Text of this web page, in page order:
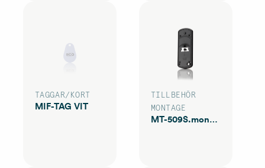
TAGGAR/KORT
MIF-TAG VIT
TILLBEHÖR
MONTAGE
MT-509S.montage distans svart